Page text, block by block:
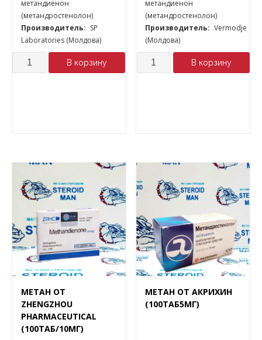
метандиенон
(метандростенолон)
Производитель: SP
Laboratories (Молдова)
Количество В корзину
метандиенон
(метандростенолон)
Производитель: Vermodje
(Молдова)
Количество В корзину
МЕТАН ОТ
ZHENGZHOU
PHARMACEUTICAL
(100ТАБ/10МГ)
МЕТАН ОТ АКРИХИН
(100ТАБ5МГ)